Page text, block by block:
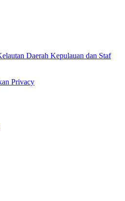
Daerah Kepulauan dan Staf
Privacy